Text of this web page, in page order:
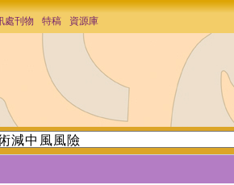
處刊物 特稿 資源庫